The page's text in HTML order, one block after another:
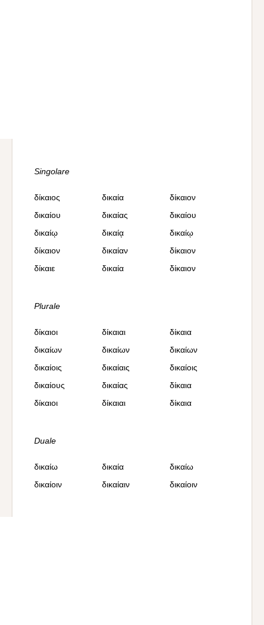
Singolare
δίκαιος δικαία
δίκαιον
δικαίου
δικαίας
δικαίου
δικαίῳ
δικαίᾳ
δικαίῳ
δίκαιον
δικαίαν
δίκαιον
δίκαιε
δικαία δίκαιον
Plurale
δίκαιοι δίκαιαι
δίκαια
δικαίων
δικαίων
δικαίων
δικαίοις
δικαίαις
δικαίοις
δικαίους
δικαίας
δίκαια
δίκαιοι
δίκαιαι δίκαια
Duale
δικαίω δικαία
δικαίω
δικαίοιν
δικαίαιν δικαίοιν